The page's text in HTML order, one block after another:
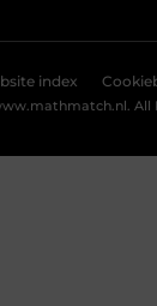
All
index